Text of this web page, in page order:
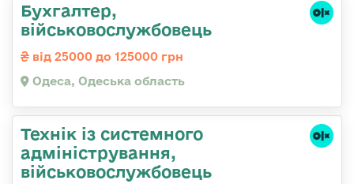
Бухгалтер,
військовослужбовець
від 25000 до 125000 грн
Одеса, Одеська область
Технік із системного
адміністрування,
військовослужбовець